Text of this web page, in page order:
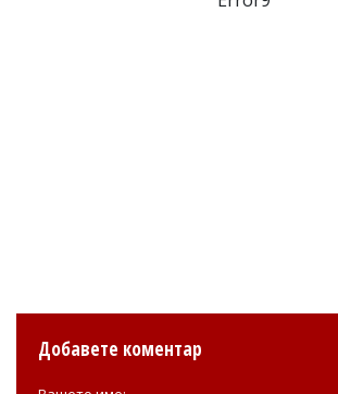
Добавете коментар